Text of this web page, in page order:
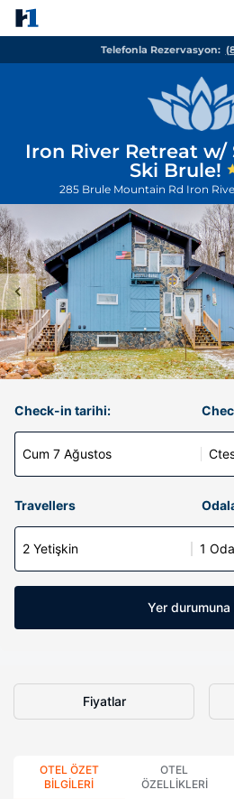
Telefonla Rezervasyon:
Iron River Retreat w/
Ski Brule!
285 Brule Mountain Rd Iron
Check-in tarihi:
Cum 7 Ağustos
Travellers
2 Yetişkin 1 Oda
Yer durumuna
Fiyatlar
OTEL ÖZET
BILGILERI
OTEL
ÖZELLIKLERI